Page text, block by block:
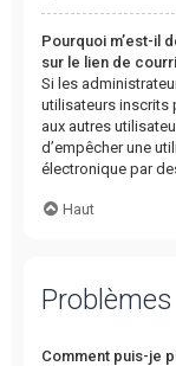
Pourquoi m’est-il
sur le lien de
Si les
utilisateurs inscrits
aux autres
d’empêcher une
électronique par
Haut
Comment puis-je